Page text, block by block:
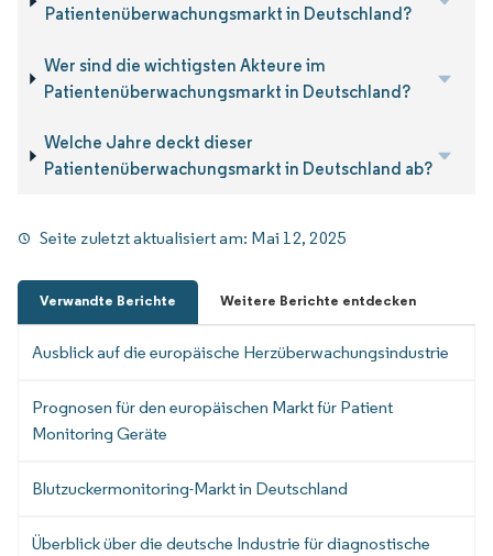
Patientenüberwachungsmarkt in Deutschland?
Wer sind die wichtigsten Akteure im
Patientenüberwachungsmarkt in Deutschland?
Welche Jahre deckt dieser
Patientenüberwachungsmarkt in Deutschland ab?
Seite zuletzt aktualisiert am: Mai 12, 2025
Verwandte Berichte Weitere Berichte entdecken
Ausblick auf die europäische Herzüberwachungsindustrie
Prognosen für den europäischen Markt für Patient
Monitoring Geräte
Blutzuckermonitoring-Markt in Deutschland
Überblick über die deutsche Industrie für diagnostische